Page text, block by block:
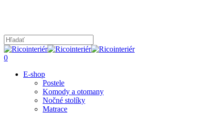
content
Close
Search
search
0
E-shop
Postele
Komody a otomany
Nočné stolíky
Matrace